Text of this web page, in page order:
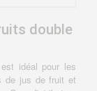
double
idéal pour les
de jus de fruit et